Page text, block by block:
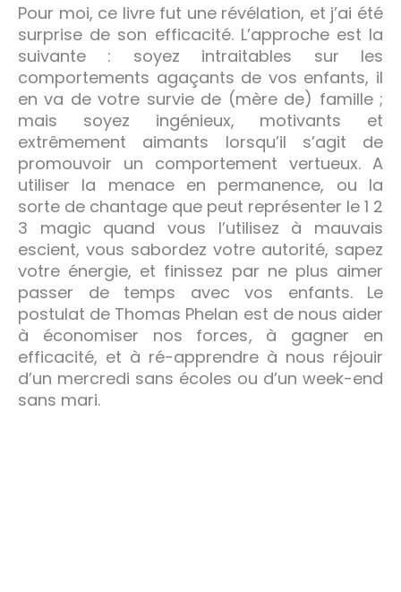
Pour moi, ce livre fut une révélation, et j’ai été
surprise de son efficacité. L’approche est la
suivante : soyez intraitables sur les
comportements agaçants de vos enfants, il
en va de votre survie de (mère de) famille ;
mais soyez ingénieux, motivants et
extrêmement aimants lorsqu’il s’agit de
promouvoir un comportement vertueux. A
utiliser la menace en permanence, ou la
sorte de chantage que peut représenter le 1 2
3 magic quand vous l’utilisez à mauvais
escient, vous sabordez votre autorité, sapez
votre énergie, et finissez par ne plus aimer
passer de temps avec vos enfants. Le
postulat de Thomas Phelan est de nous aider
à économiser nos forces, à gagner en
efficacité, et à ré-apprendre à nous réjouir
d’un mercredi sans écoles ou d’un week-end
sans mari.